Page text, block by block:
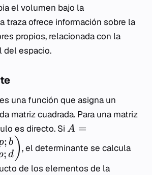
el volumen bajo la
traza ofrece información sobre la
propios, relacionada con la
del espacio.
una función que asigna un
matriz cuadrada. Para una matriz
es directo. SiA =
; b
; d ), el determinante se calcula
de los elementos de la